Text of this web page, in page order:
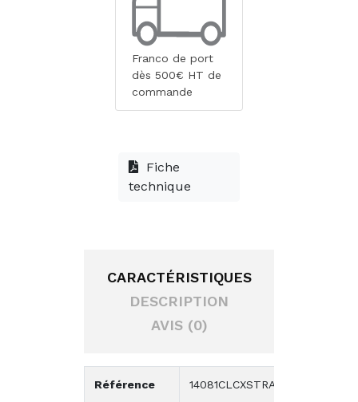
Franco de port
dès 500€ HT de
commande
Fiche
technique
CARACTÉRISTIQUES
DESCRIPTION
AVIS (0)
Référence 14081CLCXSTRA